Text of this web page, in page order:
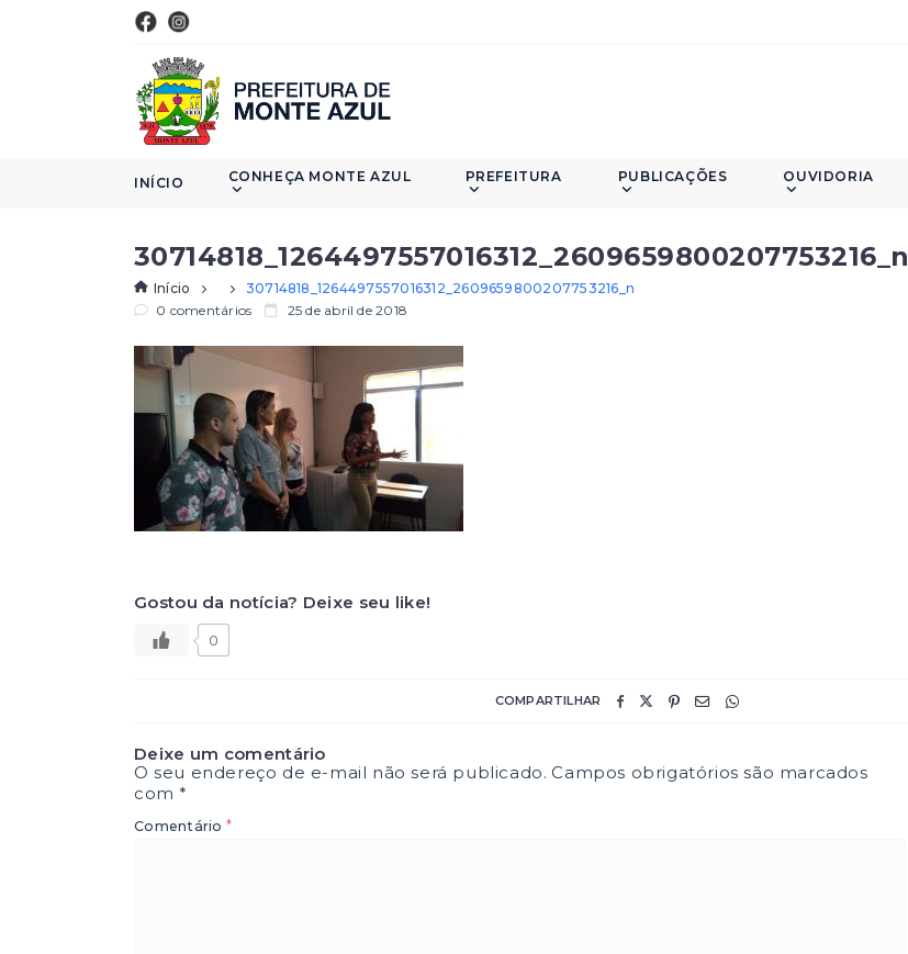
INÍCIO CONHEÇA MONTE AZUL PREFEITURA PUBLICAÇÕES OUVIDORIA
30714818_1264497557016312_2609659800207753216_n
Início
30714818_1264497557016312_2609659800207753216_n
0 comentários
25 de abril de 2018
Gostou da notícia? Deixe seu like!
0
COMPARTILHAR
Deixe um comentário
O seu endereço de e-mail não será publicado. Campos obrigatórios são marcados
com*
Comentário *